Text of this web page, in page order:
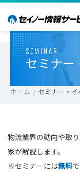
SEMINAR
セミナー
ホーム セミナー・イ
物流業界の動向や取
家が解説します。
※セミナーには無料